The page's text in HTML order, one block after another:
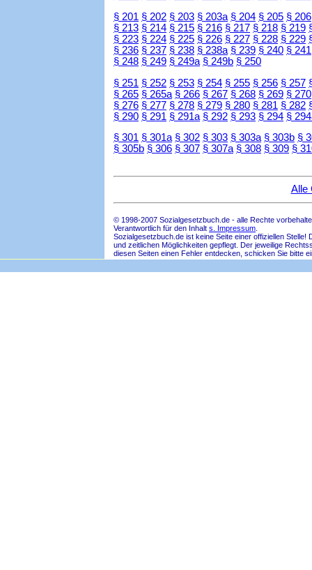
§ 201 § 202 § 203 § 203a § 204 § 205 § 206
§ 213 § 214 § 215 § 216 § 217 § 218 § 219
§ 223 § 224 § 225 § 226 § 227 § 228 § 229
§ 236 § 237 § 238 § 238a § 239 § 240 § 241
§ 248 § 249 § 249a § 249b § 250
§ 251 § 252 § 253 § 254 § 255 § 256 § 257
§ 265 § 265a § 266 § 267 § 268 § 269 § 270
§ 276 § 277 § 278 § 279 § 280 § 281 § 282
§ 290 § 291 § 291a § 292 § 293 § 294 §
§ 301 § 301a § 302 § 303 § 303a § 303b §
§ 305b § 306 § 307 § 307a § 308 § 309 §
Alle
© 1998-2007 Sozialgesetzbuch.de - alle Rechte
Verantwortlich für den Inhalt s. Impressum
Sozialgesetzbuch.de ist keine Seite einer offiziellen
und zeitlichen Möglichkeiten gepflegt. Der jeweilige
diesen Seiten einen Fehler entdecken, schicken Sie bitte